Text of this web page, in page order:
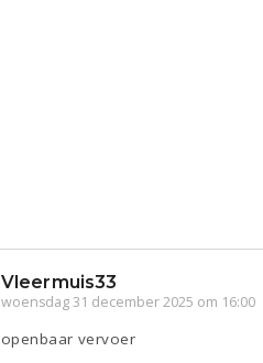
Vleermuis33
woensdag 31 december 2025 om 16:00
openbaar vervoer